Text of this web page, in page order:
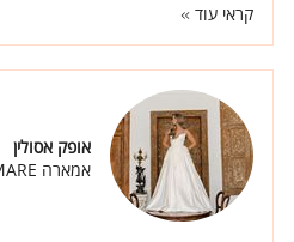
קראי עוד
אופק אסולין
אמארה AMARE